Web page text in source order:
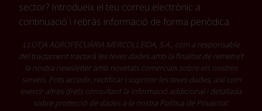
sector? Introdueix el teu correu electrònic a
continuació i rebràs informació de forma periòdica
LLOTJA AGROPECUÀRIA MERCOLLEIDA, S.A., com a responsable
del tractament tractarà les teves dades amb la finalitat de remetre't
la nostra newsletter amb novetats comercials sobre els nostres
serveis. Pots accedir, rectificar i suprimir les teves dades, així com
exercir altres drets consultant la informació addicional i detallada
sobre protecció de dades a la nostra Política de Privacitat.